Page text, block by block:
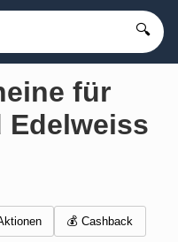
🔍
für
Edelweiss
💰 Cashback